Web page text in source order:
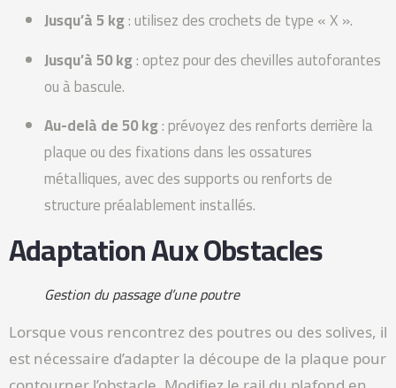
Jusqu’à 5 kg: utilisez des crochets de type « X ».
Jusqu’à 50 kg: optez pour des chevilles autoforantes
ou à bascule.
Au-delà de 50 kg: prévoyez des renforts derrière la
plaque ou des fixations dans les ossatures
métalliques, avec des supports ou renforts de
structure préalablement installés.
Adaptation Aux Obstacles
Gestion du passage d’une poutre
Lorsque vous rencontrez des poutres ou des solives, il
est nécessaire d’adapter la découpe de la plaque pour